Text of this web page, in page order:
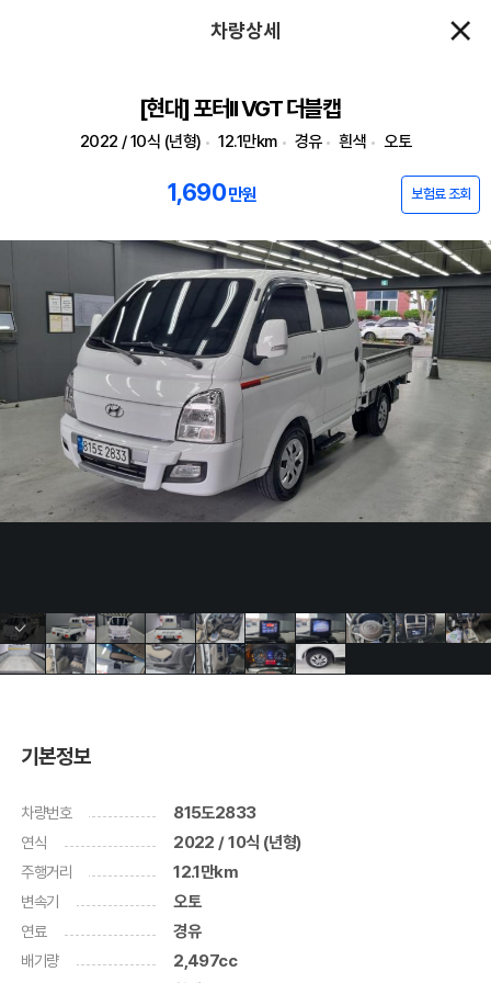
차량상세
[현대] 포터II VGT 더블캡
2022 / 10식 (년형) 12.1만km 경유 흰색 오토
1,690만원 보험료 조회
기본정보
차량번호 815도2833
연식 2022 / 10식 (년형)
주행거리 12.1만km
변속기 오토
연료 경유
배기량 2,497cc